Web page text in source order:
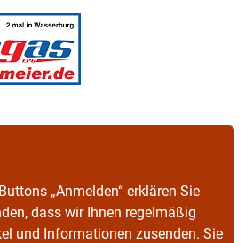
„Anmelden“ erklären Sie
dass wir Ihnen regelmäßig
und Informationen zusenden. Sie